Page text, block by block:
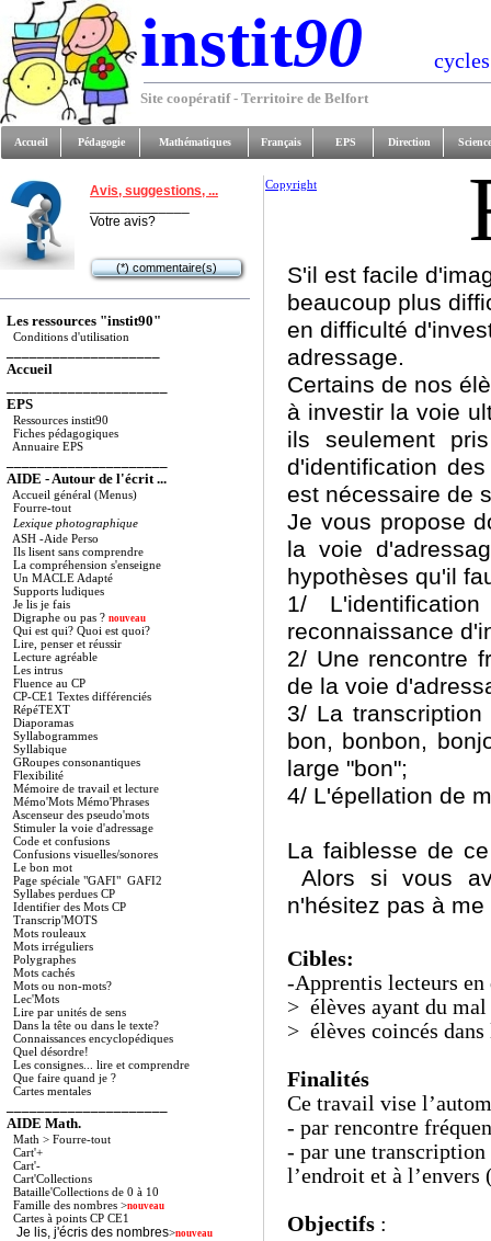
Copyright
S'il est facile
beaucoup plus
en difficulté
adressage.
Certains de nos
à investir la voie
ils seulement
d'identification
est nécessaire de
Je vous propose
la voie
hypothèses qu'il
1/
reconnaissance
2/ Une rencontre
de la voie
3/ La
bon, bonbon,
large "bon";
4/ L'épellation de
La faiblesse de
Alors si vous
n'hésitez pas à
Cibles:
-Apprentis lecteurs
> élèves ayant du
> élèves coincés
Finalités
Ce travail vise
- par rencontre
- par une transcription
l’endroit et à
Objectifs :
Avis, suggestions, ...
Votre avis?
(*) commentaire(s)
Site coopératif - Territoire de Belfort
instit90
Les ressources "instit90"
Conditions d'utilisation
Accueil
EPS
Ressources instit90
Fiches pédagogiques
Annuaire EPS
AIDE - Autour de l'écrit ...
Accueil général (Menus)
Fourre-tout
Lexique photographique
ASH -Aide Perso
Ils lisent sans comprendre
La compréhension s'enseigne
Un MACLE Adapté
Supports ludiques
Je lis je fais
Digraphe ou pas ? nouveau
Qui est qui? Quoi est quoi?
Lire, penser et réussir
Lecture agréable
Les intrus
Fluence au CP
CP-CE1 Textes différenciés
RépéTEXT
Diaporamas
Syllabogrammes
Syllabique
GRoupes consonantiques
Flexibilité
Mémoire de travail et lecture
Mémo'Mots Mémo'Phrases
Ascenseur des pseudo'mots
Stimuler la voie d'adressage
Code et confusions
Confusions visuelles/sonores
Le bon mot
Page spéciale "GAFI" GAFI2
Syllabes perdues CP
Identifier des Mots CP
Transcrip'MOTS
Mots rouleaux
Mots irréguliers
Polygraphes
Mots cachés
Mots ou non-mots?
Lec'Mots
Lire par unités de sens
Dans la tête ou dans le texte?
Connaissances encyclopédiques
Quel désordre!
Les consignes... lire et comprendre
Que faire quand je ?
Cartes mentales
AIDE Math.
Math > Fourre-tout
Cart'+
Cart'-
Cart'Collections
Bataille'Collections de 0 à 10
Famille des nombres >nouveau
Cartes à points CP CE1
Je lis, j'écris des nombres>nouveau
Accueil Pédagogie Mathématiques Français EPS Direction